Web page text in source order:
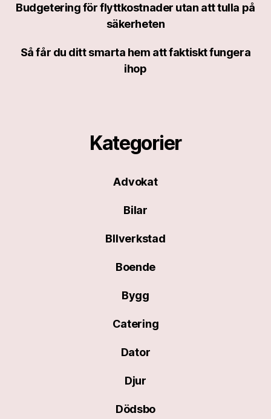
Budgetering för flyttkostnader utan att tulla på
säkerheten
Så får du ditt smarta hem att faktiskt fungera
ihop
Kategorier
Advokat
Bilar
BIlverkstad
Boende
Bygg
Catering
Dator
Djur
Dödsbo